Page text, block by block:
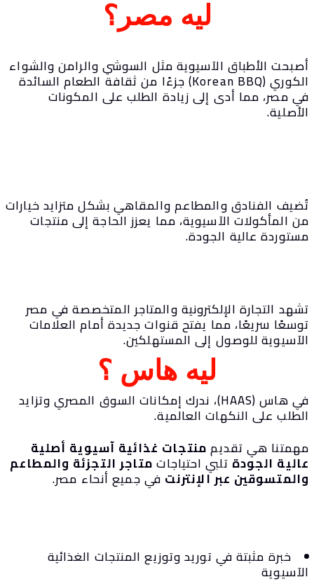
ليه مصر؟
الأطباق الآسيوية مثل السوشي والرامن والشواء
الكوري (Korean BBQ) جزءًا من ثقافة الطعام السائدة
مصر، مما أدى إلى زيادة الطلب على المكونات
الفنادق والمطاعم والمقاهي بشكل متزايد خيارات
المأكولات الآسيوية، مما يعزز الحاجة إلى منتجات
عالية الجودة.
التجارة الإلكترونية والمتاجر المتخصصة في مصر
سريعًا، مما يفتح قنوات جديدة أمام العلامات
للوصول إلى المستهلكين.
ليه هاس ؟
في هاس (HAAS)، ندرك إمكانات السوق المصري وتزايد
على النكهات العالمية.
هي تقديممنتجات غذائية آسيوية أصلية
الجودةتلبي احتياجاتمتاجر التجزئة والمطاعم
عبر الإنترنتفي جميع أنحاء مصر.
خبرة مثبتة في توريد وتوزيع المنتجات الغذائية